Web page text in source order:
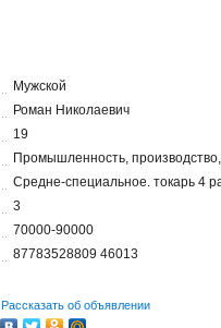
Мужской
Роман Николаевич
19
Промышленность,
Средне-специальное. токарь 4
3
70000-90000
87783528809 46013
Рассказать об объявлении